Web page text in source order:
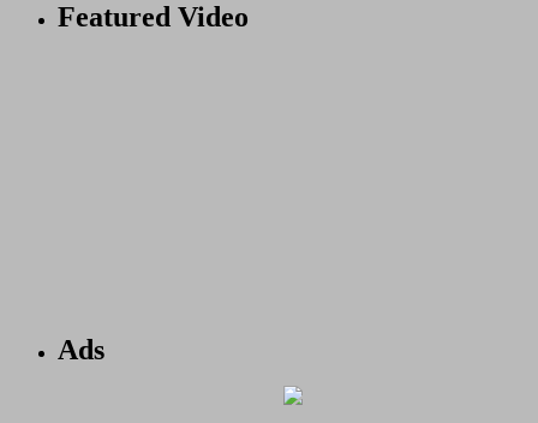
Featured Video
Ads